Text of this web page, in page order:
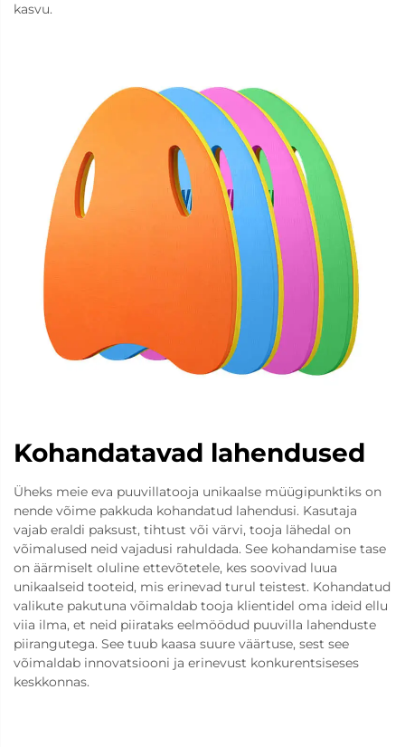
kasvu.
Kohandatavad lahendused
Üheks meie eva puuvillatooja unikaalse müügipunktiks on
nende võime pakkuda kohandatud lahendusi. Kasutaja
vajab eraldi paksust, tihtust või värvi, tooja lähedal on
võimalused neid vajadusi rahuldada. See kohandamise tase
on äärmiselt oluline ettevõtetele, kes soovivad luua
unikaalseid tooteid, mis erinevad turul teistest. Kohandatud
valikute pakutuna võimaldab tooja klientidel oma ideid ellu
viia ilma, et neid piirataks eelmöödud puuvilla lahenduste
piirangutega. See tuub kaasa suure väärtuse, sest see
võimaldab innovatsiooni ja erinevust konkurentsiseses
keskkonnas.